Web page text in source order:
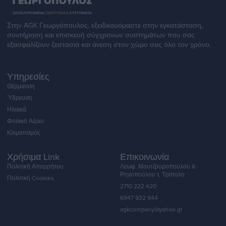
Στην ΑGK Γεωργόπουλος, εξειδικευόμαστε στην εγκατάσταση,
συντήρηση και επισκευή σύγχρονων συστημάτων που σας
εξασφαλίζουν ζεστασιά και άνεση στον χώρο σας όλο τον χρόνο.
Υπηρεσίες
Θέρμανση
Ύδρευση
Ηλιακά
Φυσικό Αέριο
Κλιματισμός
Χρήσιμα Link
Πολιτική Απορρήτου
Πολιτική Cookies
Επικοινωνία
Λεωφ. Μουτζουροπούλου &
Ρηγοπούλου 1, Τρίπολη
2710 222 420
6947 932 944
agkcompany@yahoo.gr